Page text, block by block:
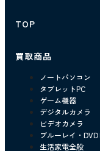
TOP
買取商品
ノートパソコン
タブレットPC
ゲーム機器
デジタルカメラ
ビデオカメラ
ブルーレイ・
生活家電全般